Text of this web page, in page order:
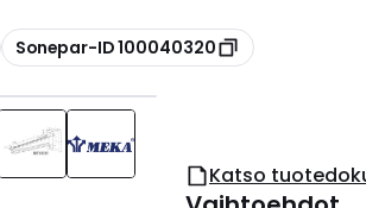
Kopioi
Sonepar-ID 100040320
Katso